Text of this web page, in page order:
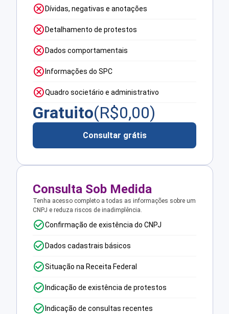
Dívidas, negativas e anotações
Detalhamento de protestos
Dados comportamentais
Informações do SPC
Quadro societário e administrativo
Gratuito(R$0,00)
Consultar grátis
Consulta Sob Medida
Tenha acesso completo a todas as informações sobre um
CNPJ e reduza riscos de inadimplência.
Confirmação de existência do CNPJ
Dados cadastrais básicos
Situação na Receita Federal
Indicação de existência de protestos
Indicação de consultas recentes